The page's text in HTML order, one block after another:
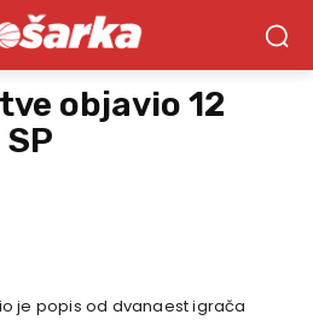
objavio 12
je popis od dvanaest igrača